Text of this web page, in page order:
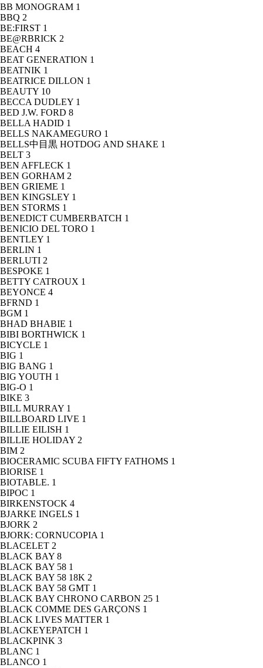
BB MONOGRAM 1
BBQ 2
BE:FIRST 1
BE@RBRICK 2
BEACH 4
BEAT GENERATION 1
BEATNIK 1
BEATRICE DILLON 1
BEAUTY 10
BECCA DUDLEY 1
BED J.W. FORD 8
BELLA HADID 1
BELLS NAKAMEGURO 1
BELLS中目黒 HOTDOG AND SHAKE 1
BELT 3
BEN AFFLECK 1
BEN GORHAM 2
BEN GRIEME 1
BEN KINGSLEY 1
BEN STORMS 1
BENEDICT CUMBERBATCH 1
BENICIO DEL TORO 1
BENTLEY 1
BERLIN 1
BERLUTI 2
BESPOKE 1
BETTY CATROUX 1
BEYONCE 4
BFRND 1
BGM 1
BHAD BHABIE 1
BIBI BORTHWICK 1
BICYCLE 1
BIG 1
BIG BANG 1
BIG YOUTH 1
BIG-O 1
BIKE 3
BILL MURRAY 1
BILLBOARD LIVE 1
BILLIE EILISH 1
BILLIE HOLIDAY 2
BIM 2
BIOCERAMIC SCUBA FIFTY FATHOMS 1
BIORISE 1
BIOTABLE. 1
BIPOC 1
BIRKENSTOCK 4
BJARKE INGELS 1
BJORK 2
BJORK: CORNUCOPIA 1
BLACELET 2
BLACK BAY 8
BLACK BAY 58 1
BLACK BAY 58 18K 2
BLACK BAY 58 GMT 1
BLACK BAY CHRONO CARBON 25 1
BLACK COMME DES GARÇONS 1
BLACK LIVES MATTER 1
BLACKEYEPATCH 1
BLACKPINK 3
BLANC 1
BLANCO 1